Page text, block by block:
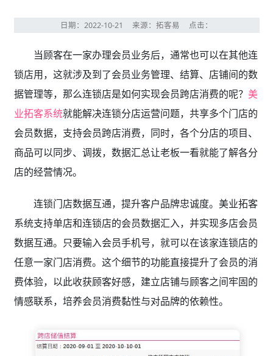
日期：2022-10-21 来源：拓客易 点击：
当顾客在一家办理会员业务后，通常也可以在其他连
锁店用，这就涉及到了会员业务管理、结算、店铺间的数
据管理等，那么连锁店是如何实现会员跨店消费的呢？ 美
业拓客系统就能解决连锁分店运营问题，共享多个门店的
会员数据，支持会员跨店消费，同时，各个分店的项目、
商品可以同步、调拨，数据汇总让老板一看就能了解各分
店的经营情况。
连锁门店数据互通，提升客户品牌忠诚度。美业拓客
系统支持单店和连锁店的会员数据汇入，并实现多店会员
数据互通。只要输入会员手机号，就可以在该家连锁店的
任意一家门店消费。这个细节的功能直接提升了会员的消
费体验，以此收获顾客好感，建立店铺与顾客之间牢固的
情感联系，培养会员消费黏性与对品牌的依赖性。